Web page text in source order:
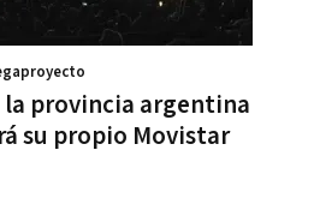
la provincia argentina
su propio Movistar